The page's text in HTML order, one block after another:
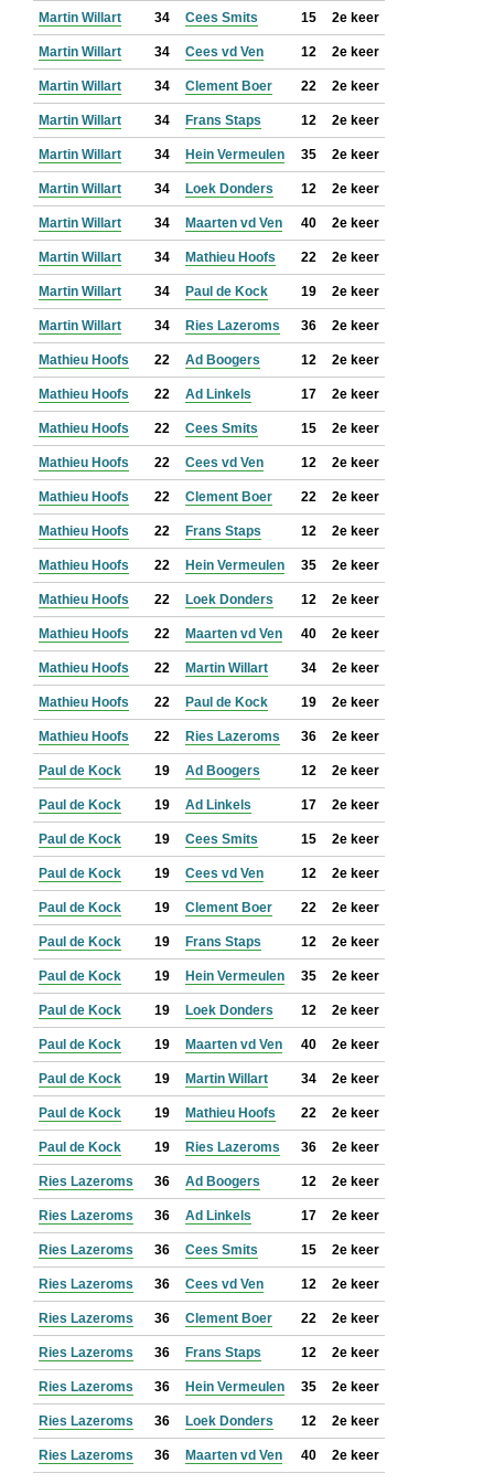
Martin Willart 34 Cees Smits 15 2e keer
Martin Willart 34 Cees vd Ven 12 2e keer
Martin Willart 34 Clement Boer 22 2e keer
Martin Willart 34 Frans Staps 12 2e keer
Martin Willart 34 Hein Vermeulen 35 2e keer
Martin Willart 34 Loek Donders 12 2e keer
Martin Willart 34 Maarten vd Ven 40 2e keer
Martin Willart 34 Mathieu Hoofs 22 2e keer
Martin Willart 34 Paul de Kock 19 2e keer
Martin Willart 34 Ries Lazeroms 36 2e keer
Mathieu Hoofs 22 Ad Boogers 12 2e keer
Mathieu Hoofs 22 Ad Linkels 17 2e keer
Mathieu Hoofs 22 Cees Smits 15 2e keer
Mathieu Hoofs 22 Cees vd Ven 12 2e keer
Mathieu Hoofs 22 Clement Boer 22 2e keer
Mathieu Hoofs 22 Frans Staps 12 2e keer
Mathieu Hoofs 22 Hein Vermeulen 35 2e keer
Mathieu Hoofs 22 Loek Donders 12 2e keer
Mathieu Hoofs 22 Maarten vd Ven 40 2e keer
Mathieu Hoofs 22 Martin Willart 34 2e keer
Mathieu Hoofs 22 Paul de Kock 19 2e keer
Mathieu Hoofs 22 Ries Lazeroms 36 2e keer
Paul de Kock 19 Ad Boogers 12 2e keer
Paul de Kock 19 Ad Linkels 17 2e keer
Paul de Kock 19 Cees Smits 15 2e keer
Paul de Kock 19 Cees vd Ven 12 2e keer
Paul de Kock 19 Clement Boer 22 2e keer
Paul de Kock 19 Frans Staps 12 2e keer
Paul de Kock 19 Hein Vermeulen 35 2e keer
Paul de Kock 19 Loek Donders 12 2e keer
Paul de Kock 19 Maarten vd Ven 40 2e keer
Paul de Kock 19 Martin Willart 34 2e keer
Paul de Kock 19 Mathieu Hoofs 22 2e keer
Paul de Kock 19 Ries Lazeroms 36 2e keer
Ries Lazeroms 36 Ad Boogers 12 2e keer
Ries Lazeroms 36 Ad Linkels 17 2e keer
Ries Lazeroms 36 Cees Smits 15 2e keer
Ries Lazeroms 36 Cees vd Ven 12 2e keer
Ries Lazeroms 36 Clement Boer 22 2e keer
Ries Lazeroms 36 Frans Staps 12 2e keer
Ries Lazeroms 36 Hein Vermeulen 35 2e keer
Ries Lazeroms 36 Loek Donders 12 2e keer
Ries Lazeroms 36 Maarten vd Ven 40 2e keer